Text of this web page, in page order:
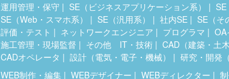
運用管理・保守 SE（ビジネスアプリケーション系） SE
SE（Web・スマホ系）
SE（汎用系） 社内SE SE（そ
評価・テスト
ネットワークエンジニア プログラマ OA
施工管理・現場監督
その他 IT・技術 CAD（建築・土
CADオペレータ
設計（電気・電子・機械） 研究・開発
WEB制作・編集 WEBデザイナー WEBディレクター